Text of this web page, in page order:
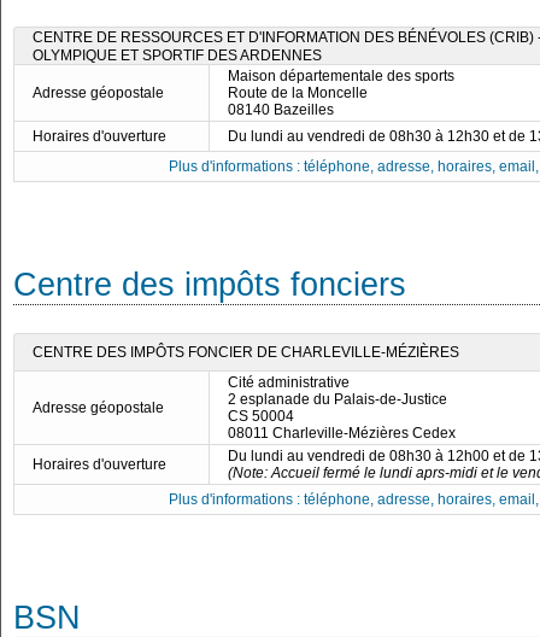
CENTRE DE RESSOURCES ET D'INFORMATION DES BÉNÉVOLES (CRIB)
OLYMPIQUE ET SPORTIF DES ARDENNES
Adresse géopostale
Maison départementale des sports
Route de la Moncelle
08140 Bazeilles
Horaires d'ouverture
Du lundi au vendredi de 08h30 à 12h30 et de
Plus d'informations : téléphone, adresse, horaires,
Centre des impôts fonciers
CENTRE DES IMPÔTS FONCIER DE CHARLEVILLE-MÉZIÈRES
Adresse géopostale
Cité administrative
2 esplanade du Palais-de-Justice
CS 50004
08011 Charleville-Mézières Cedex
Horaires d'ouverture
Du lundi au vendredi de 08h30 à 12h00 et de
(Note: Accueil fermé le lundi aprs-midi et le
Plus d'informations : téléphone, adresse, horaires,
BSN